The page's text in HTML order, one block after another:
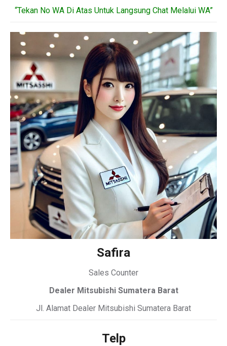
“Tekan No WA Di Atas Untuk Langsung Chat Melalui WA”
Safira
Sales Counter
Dealer Mitsubishi Sumatera Barat
Jl. Alamat Dealer Mitsubishi Sumatera Barat
Telp